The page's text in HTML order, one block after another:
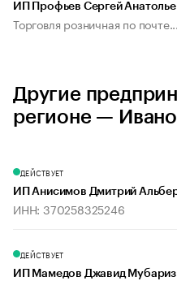
ИП Профьев Сергей
Торговля розничная по почте...
Другие
регионе —
ДЕЙСТВУЕТ
ИП Анисимов Дмитрий
ИНН: 370258325246
ДЕЙСТВУЕТ
ИП Мамедов Джавид